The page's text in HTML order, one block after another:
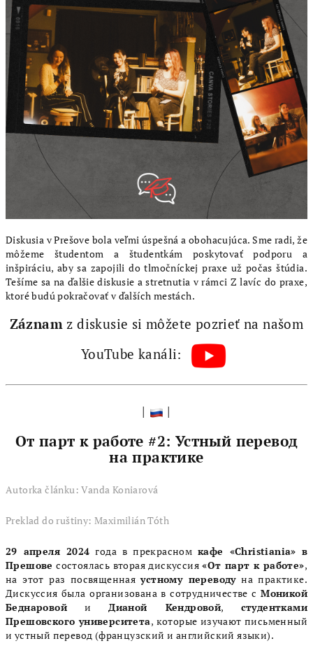
Diskusia v Prešove bola veľmi úspešná a obohacujúca. Sme radi, že
môžeme študentom a študentkám poskytovať podporu a
inšpiráciu, aby sa zapojili do tlmočníckej praxe už počas štúdia.
Tešíme sa na ďalšie diskusie a stretnutia v rámci Z lavíc do praxe,
ktoré budú pokračovať v ďalších mestách.
Záznam z diskusie si môžete pozrieť na našom
YouTube kanáli:
| |
От парт к работе #2: Устный перевод
на практике
Autorka článku: Vanda Koniarová
Preklad do ruštiny: Maximilián Tóth
29 апреля 2024 года в прекрасномкафе «Christiania» в
Прешове состоялась вторая дискуссия«От парт к работе»,
на этот раз посвященнаяустному переводуна практике.
Дискуссия была организована в сотрудничестве сМоникой
Беднаровой иДианой Кендровой, студентками
Прешовского университета, которые изучают письменный
и устный перевод (французский и английский языки).